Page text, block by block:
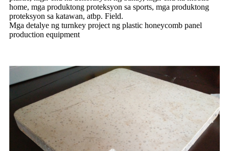
home, mga produktong proteksyon sa sports, mga produktong
proteksyon sa katawan, atbp. Field.
Mga detalye ng turnkey project ng plastic honeycomb panel
production equipment